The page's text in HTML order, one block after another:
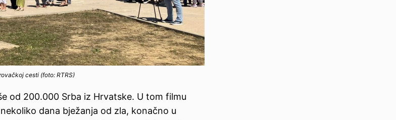
cesti (foto: RTRS)
od 200.000 Srba iz Hrvatske. U tom filmu
dana bježanja od zla, konačno u